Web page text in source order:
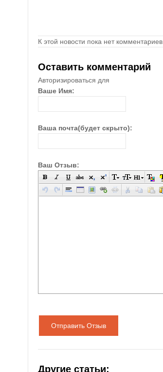
К этой новости пока нет комментариев.
Оставить комментарий
Авторизироваться для
Ваше Имя:
Ваша почта(будет скрыто):
Ваш Отзыв:
Отправить Отзыв
Другие статьи: